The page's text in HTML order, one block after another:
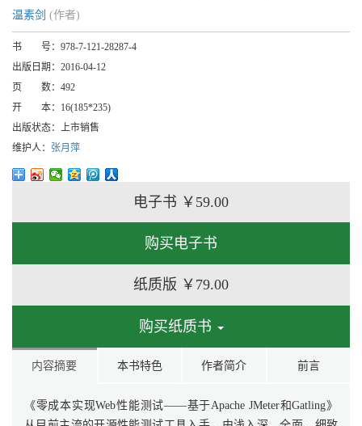
温素剑 (作者)
书 号： 978-7-121-28287-4
出版日期： 2016-04-12
页 数： 492
开 本： 16(185*235)
出版状态：
上市销售
维护人： 张月萍
电子书 ￥59.00
购买电子书
纸质版 ￥79.00
购买纸质书
内容摘要 本书特色 作者简介 前言
《零成本实现Web性能测试——基于Apache JMeter和Gatling》